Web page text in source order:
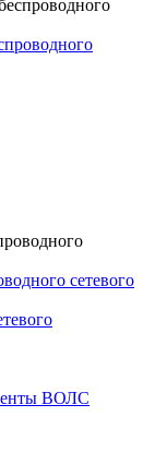
сетевого
ВОЛС